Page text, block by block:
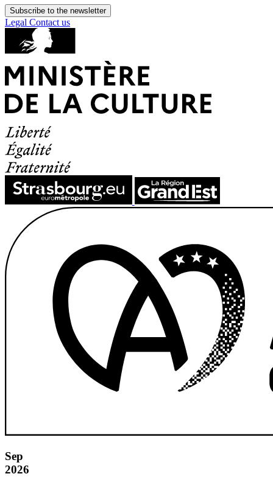
Subscribe to the newsletter
Legal Contact us
Sep
2026